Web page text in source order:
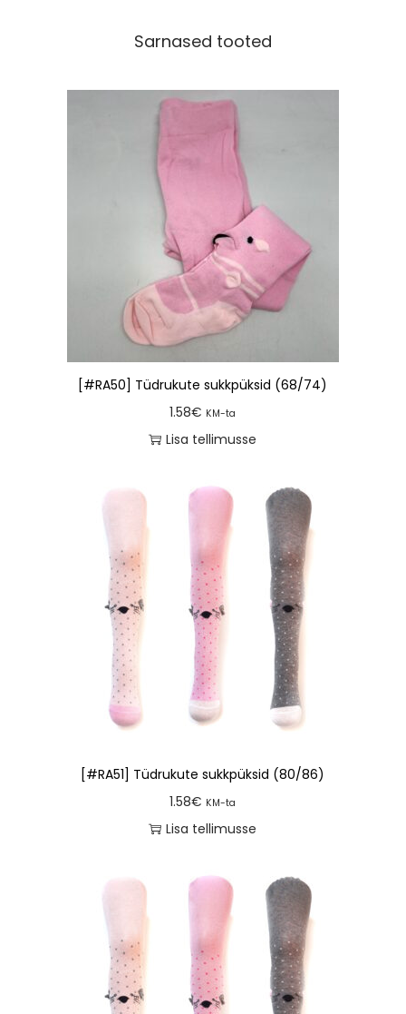
Sarnased tooted
[#RA50] Tüdrukute sukkpüksid (68/74)
1.58€ KM-ta
Lisa tellimusse
[#RA51] Tüdrukute sukkpüksid (80/86)
1.58€ KM-ta
Lisa tellimusse